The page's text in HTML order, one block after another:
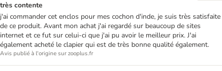
très contente
j'ai commander cet enclos pour mes cochon d'inde, je suis très satisfaite
de ce produit. Avant mon achat j'ai regardé sur beaucoup de sites
internet et ce fut sur celui-ci que j'ai pu avoir le meilleur prix. J'ai
également acheté le clapier qui est de très bonne qualité également.
Avis publié à l'origine sur zooplus.fr